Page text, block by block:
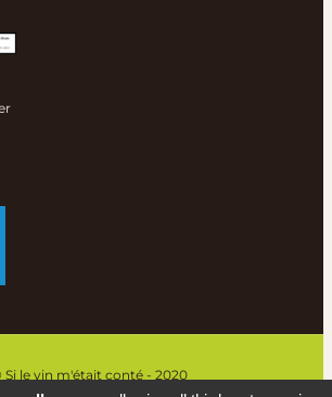
Si le vin m'était conté - 2020